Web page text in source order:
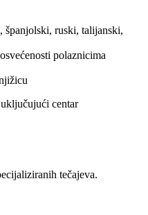
španjolski, ruski, talijanski,
polaznicima
centar
tečajeva.